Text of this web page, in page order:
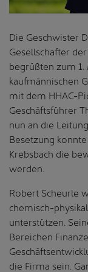
Die Geschwister
Gesellschafter
begrüßten zum 1.
kaufmännischen
mit dem HHAC-
Geschäftsführer
nun an die
Besetzung
Krebsbach die
werden.
Robert Scheurle
chemisch-
unterstützen.
Bereichen
die Firma sein.